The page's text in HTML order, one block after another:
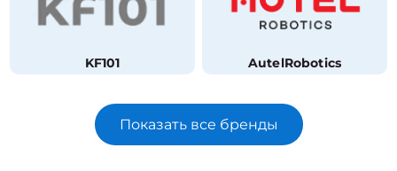
KF101 AutelRobotics
Показать все бренды